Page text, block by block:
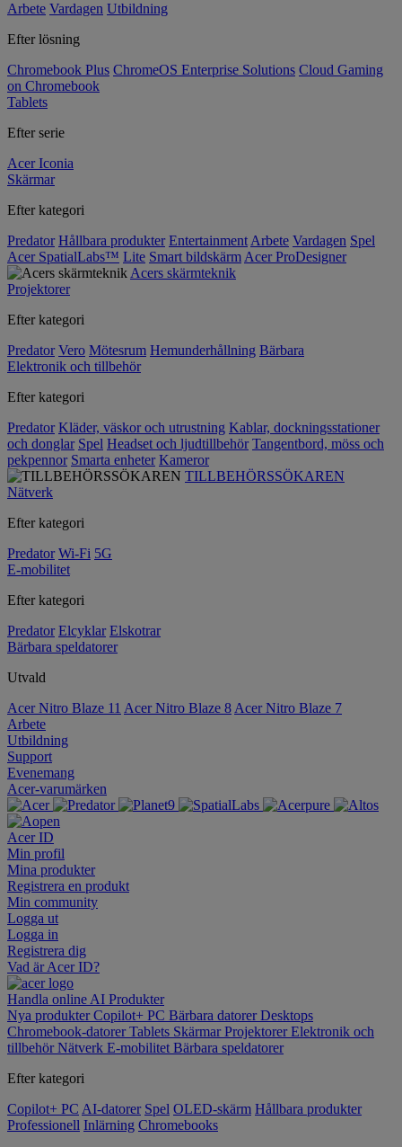
Arbete Vardagen Utbildning
Efter lösning
Chromebook Plus ChromeOS Enterprise Solutions Cloud Gaming
on Chromebook
Tablets
Efter serie
Acer Iconia
Skärmar
Efter kategori
Predator Hållbara produkter Entertainment Arbete Vardagen Spel
Acer SpatialLabs™ Lite Smart bildskärm Acer ProDesigner
Acers skärmteknik
Projektorer
Efter kategori
Predator Vero Mötesrum Hemunderhållning Bärbara
Elektronik och tillbehör
Efter kategori
Predator Kläder, väskor och utrustning Kablar, dockningsstationer
och donglar Spel Headset och ljudtillbehör Tangentbord, möss och
pekpennor Smarta enheter Kameror
TILLBEHÖRSSÖKAREN
Nätverk
Efter kategori
Predator Wi-Fi 5G
E-mobilitet
Efter kategori
Predator Elcyklar Elskotrar
Bärbara speldatorer
Utvald
Acer Nitro Blaze 11 Acer Nitro Blaze 8 Acer Nitro Blaze 7
Arbete
Utbildning
Support
Evenemang
Acer-varumärken
Acer ID
Min profil
Mina produkter
Registrera en produkt
Min community
Logga ut
Logga in
Registrera dig
Vad är Acer ID?
Handla online AI Produkter
Nya produkterCopilot+ PC Bärbara datorerDesktops
Chromebook-datorerTablets SkärmarProjektorerElektronik och
tillbehörNätverk E-mobilitet Bärbara speldatorer
Efter kategori
Copilot+ PC AI-datorer Spel OLED-skärm Hållbara produkter
Professionell Inlärning Chromebooks